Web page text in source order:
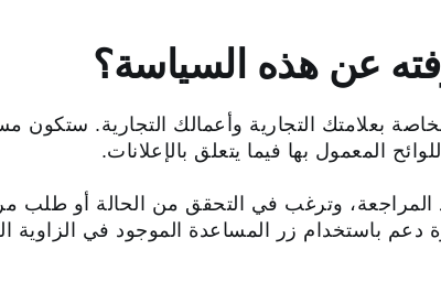
عن هذه السياسة؟
بعلامتك التجارية وأعمالك التجارية. ستكون
المراجعة، وترغب في التحقق من الحالة أو طلب
دعم باستخدام زر المساعدة الموجود في الزاوية